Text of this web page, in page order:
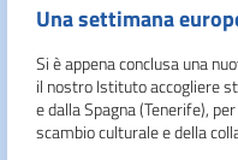
Una settimana
Si è appena conclusa una
il nostro Istituto accogliere
e dalla Spagna (Tenerife),
scambio culturale e della